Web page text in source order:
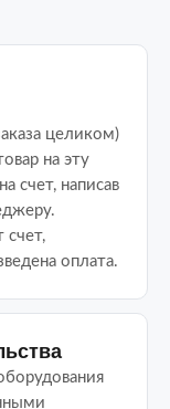
целиком)
на эту
счет, написав
счет,
оплата.